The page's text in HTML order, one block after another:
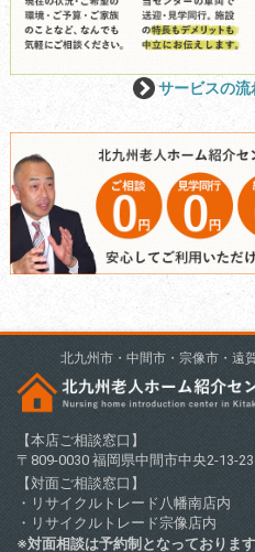
サービスの
北九州市・中間市・宗像市・遠
【本店ご相談窓口】
〒809-0030 福岡県中間市中央2-13-23
【対面ご相談窓口】
・リサイクルトレード八幡南店内
・リサイクルトレード宗像店内
※対面相談は予約制となっております